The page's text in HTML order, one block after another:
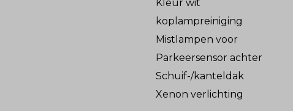
Kleur wit
koplampreiniging
Mistlampen voor
Parkeersensor achter
Schuif-/kanteldak
Xenon verlichting